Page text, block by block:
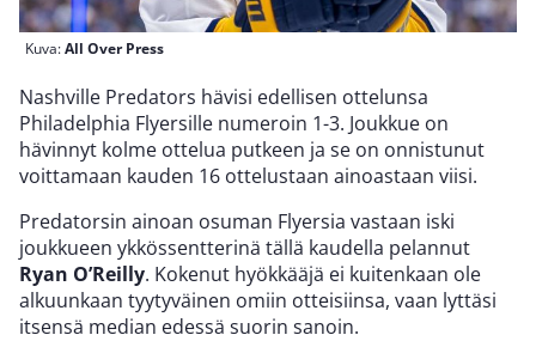
Kuva:All Over Press
Nashville Predators hävisi edellisen ottelunsa
Philadelphia Flyersille numeroin 1-3. Joukkue on
hävinnyt kolme ottelua putkeen ja se on onnistunut
voittamaan kauden 16 ottelustaan ainoastaan viisi.
Predatorsin ainoan osuman Flyersia vastaan iski
joukkueen ykkössentterinä tällä kaudella pelannut
Ryan O’Reilly. Kokenut hyökkääjä ei kuitenkaan ole
alkuunkaan tyytyväinen omiin otteisiinsa, vaan lyttäsi
itsensä median edessä suorin sanoin.